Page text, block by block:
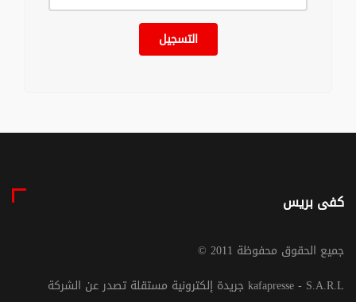
التسجيل
كفى بريس
© جميع الحقوق محفوظة 2011
جريدة إلكترونية مستقلة تصدر عن الشركة kafapresse - S.A.R.L